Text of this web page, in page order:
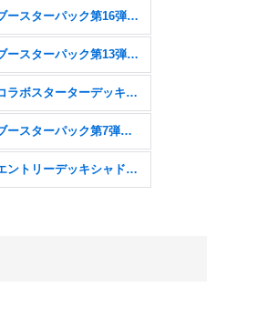
ブースターパック第16弾「新たなる創世」
ブースターパック第13弾「暗黒降誕」
コラボスターターデッキ「聖域の騎士団」「黙示録の炎」
ブースターパック第7弾「森羅鋼鉄」
エントリーデッキシャドウバースＦ